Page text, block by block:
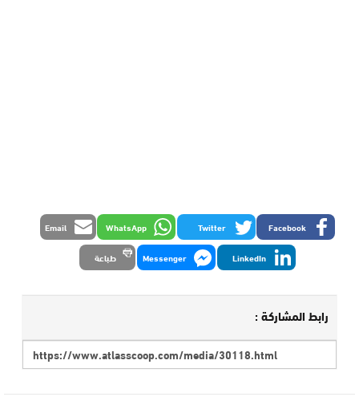
Facebook
Twitter
WhatsApp
Email
LinkedIn
Messenger طباعة
رابط المشاركة :